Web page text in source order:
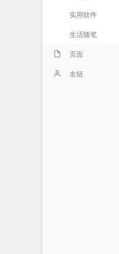
实用软件
生活随笔
页面
进行事宜
友链